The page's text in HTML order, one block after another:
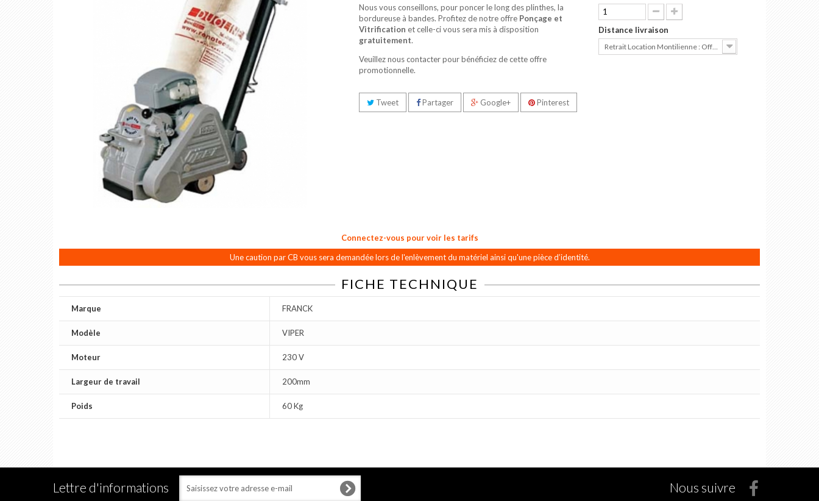
Nous vous conseillons, pour poncer le long des plinthes, la
bordureuse à bandes. Profitez de notre offre Ponçage et
Vitrification et celle-ci vous sera mis à disposition
gratuitement.
Veuillez nous contacter pour bénéficiez de cette offre
promotionnelle.
Tweet Partager Google+ Pinterest
Distance livraison
Retrait Location Montilienne : Offert
Connectez-vous pour voir les tarifs
Une caution par CB vous sera demandée lors de l'enlèvement du matériel ainsi qu'une pièce d’identité.
FICHE TECHNIQUE
Marque FRANCK
Modèle VIPER
Moteur 230 V
Largeur de travail 200mm
Poids 60 Kg
Lettre d'informations Nous suivre